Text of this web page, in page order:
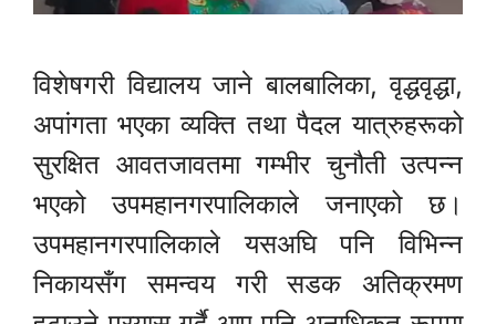
विशेषगरी विद्यालय जाने बालबालिका, वृद्धवृद्धा,
अपांगता भएका व्यक्ति तथा पैदल यात्रुहरूको
सुरक्षित आवतजावतमा गम्भीर चुनौती उत्पन्न
भएको उपमहानगरपालिकाले जनाएको छ।
उपमहानगरपालिकाले यसअघि पनि विभिन्न
निकायसँग समन्वय गरी सडक अतिक्रमण